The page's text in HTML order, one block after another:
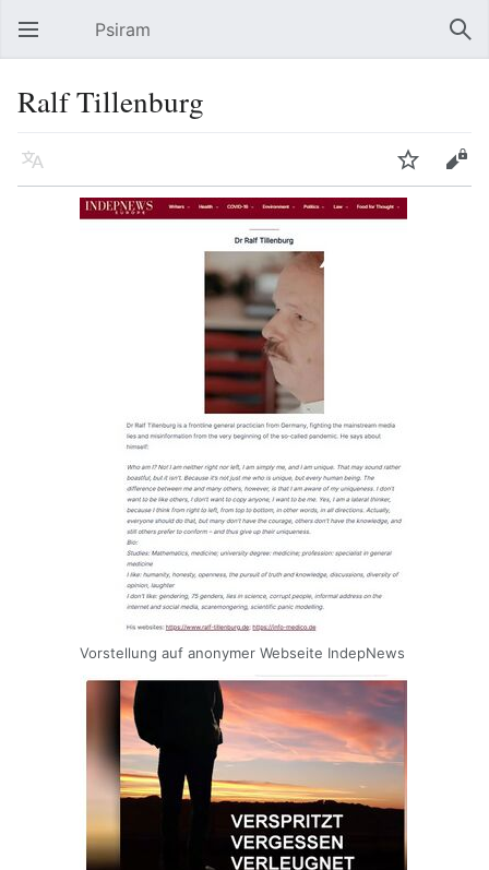
Hauptmenü öffnen Psiram
Ralf Tillenburg
Sprache Beobachten Bearbeiten
Vorstellung auf anonymer Webseite IndepNews